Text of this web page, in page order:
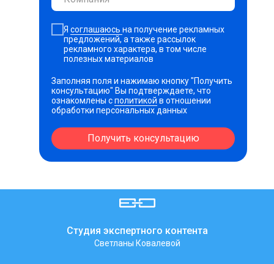
Я соглашаюсь на получение рекламных
предложений, а также рассылок
рекламного характера, в том числе
полезных материалов
Заполняя поля и нажимаю кнопку "Получить
консультацию" Вы подтверждаете, что
ознакомлены сполитикой в отношении
обработки персональных данных
Получить консультацию
Светланы Ковалевой
Студия экспертного контента